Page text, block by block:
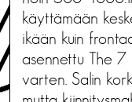
käyttämään
ikään kuin
asennettu The 7
varten. Salin